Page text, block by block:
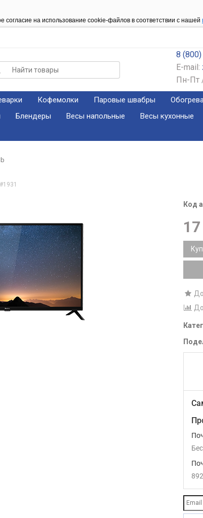
согласие на использование cookie-файлов в соответствии с нашей
8
E-mail:
Пн-Пт
Кофемолки Паровые швабры
Блендеры Весы напольные Весы кухонные
Код
892